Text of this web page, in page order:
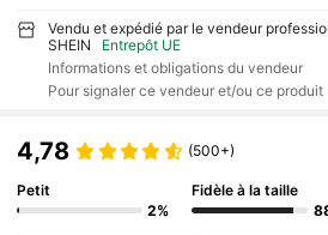
Vendu et expédié par le vendeur
SHEIN
Entrepôt UE
Informations et obligations du vendeur
Pour signaler ce vendeur et/ou ce produit
4,78 (500+)
Petit
2%
Fidèle à la taille